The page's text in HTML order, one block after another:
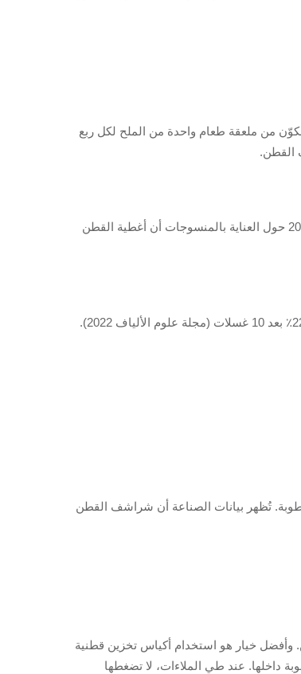
مكوّن من ملعقة طعام واحدة من الملح لكل ربع
يزيل الكلور النشط (بيكاربونات الصوديوم) بقع القهوة والعرق والزيوت مع الحفاظ على توازن درجة حموضة القماش. وجدت دراسة نُشرت عام 2023 حول العناية بالمنسوجات أن أغطية القطن
تُظهر بيانات الصناعة أن شراشف القطن
لا تكون الرطوبة مرتفعة جدًا، ومن الأفضل أن تكون الرطوبة حوالي 40 إلى 50 بالمئة إن أمكن. وأفضل خيار هو استخدام أكياس تخزين قطنية
داخلها. عند طي الملاءات، لا تضغطها